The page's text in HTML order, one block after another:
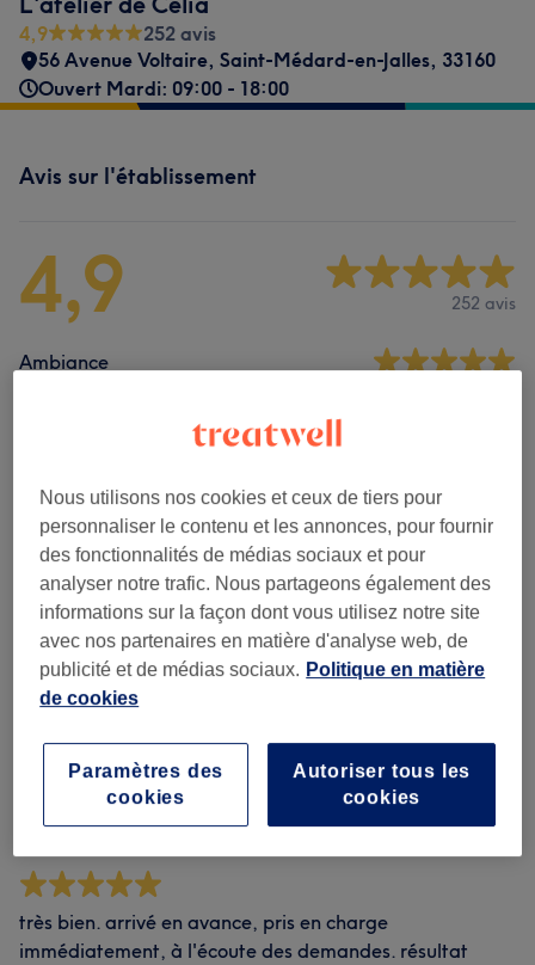
4,9
252 avis
56 Avenue Voltaire, Saint-Médard-en-Jalles, 33160
Ouvert Mardi: 09:00 - 18:00
Avis sur l'établissement
4,9 252 avis
Ambiance
Filtrer les avis
Évaluation Filtrer par évaluation
Rédigé par nos clients, pour vous faire une idée de la
qualité du salon dans lequel vous souhaitez vous
rendre.
très bien. arrivé en avance, pris en charge
immédiatement, à l'écoute des demandes. résultat
Nous utilisons nos cookies et ceux de tiers pour
personnaliser le contenu et les annonces, pour fournir
des fonctionnalités de médias sociaux et pour
analyser notre trafic. Nous partageons également des
informations sur la façon dont vous utilisez notre site
avec nos partenaires en matière d'analyse web, de
publicité et de médias sociaux. Politique en matière
de cookies
Autoriser tous les
cookies
Paramètres des
cookies